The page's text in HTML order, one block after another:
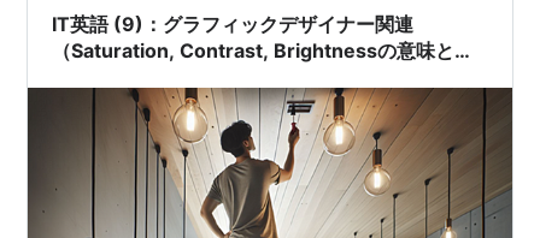
IT英語 (9)：グラフィックデザイナー関連
（Saturation, Contrast, Brightnessの意味と使